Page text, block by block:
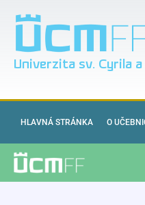
Univerzita sv. Cyrila
HLAVNÁ STRÁNKA O